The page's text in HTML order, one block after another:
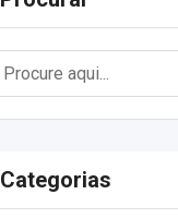
Categorias